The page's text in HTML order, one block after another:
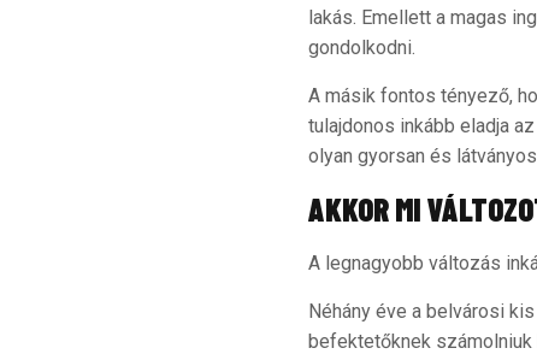
lakás. Emellett a magas
gondolkodni.
A másik fontos tényező,
tulajdonos inkább eladja
olyan gyorsan és
AKKOR MI
A legnagyobb változás
Néhány éve a belvárosi
befektetőknek